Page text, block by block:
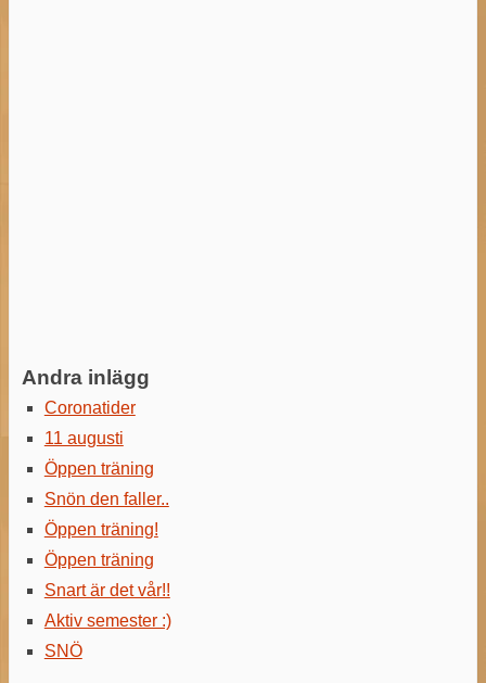
Andra inlägg
Coronatider
11 augusti
Öppen träning
Snön den faller..
Öppen träning!
Öppen träning
Snart är det vår!!
Aktiv semester :)
SNÖ